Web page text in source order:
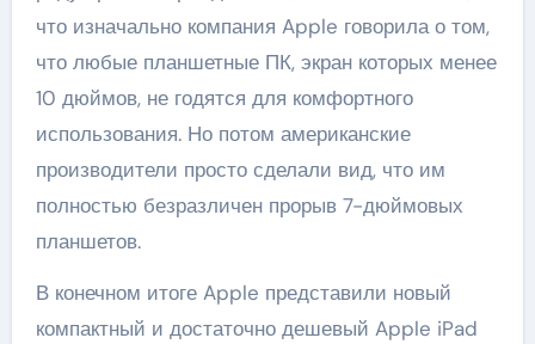
что изначально компания Apple говорила о том,
что любые планшетные ПК, экран которых менее
10 дюймов, не годятся для комфортного
использования. Но потом американские
производители просто сделали вид, что им
полностью безразличен прорыв 7-дюймовых
планшетов.
В конечном итоге Apple представили новый
компактный и достаточно дешевый Apple iPad